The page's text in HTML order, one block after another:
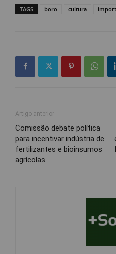
TAGS boro cultura
Artigo anterior
Comissão debate política
para incentivar indústria de
fertilizantes e bioinsumos
agrícolas